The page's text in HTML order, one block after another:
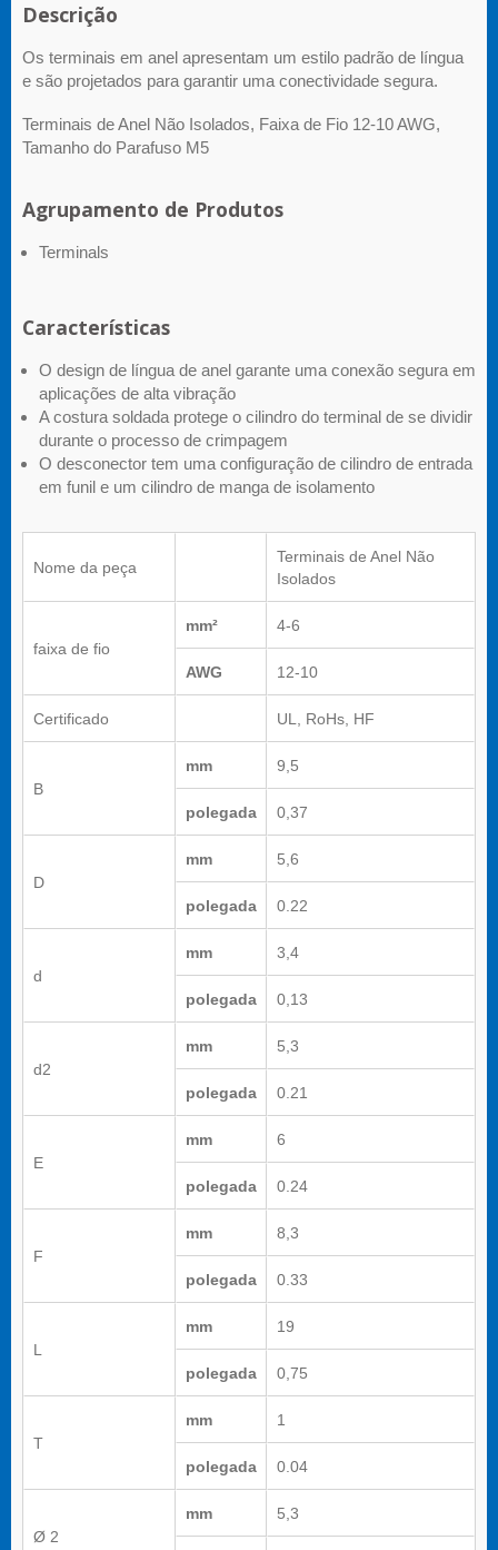
Descrição
Os terminais em anel apresentam um estilo padrão de língua
e são projetados para garantir uma conectividade segura.
Terminais de Anel Não Isolados, Faixa de Fio 12-10 AWG,
Tamanho do Parafuso M5
Agrupamento de Produtos
Terminals
Características
O design de língua de anel garante uma conexão segura em
aplicações de alta vibração
A costura soldada protege o cilindro do terminal de se dividir
durante o processo de crimpagem
O desconector tem uma configuração de cilindro de entrada
em funil e um cilindro de manga de isolamento
Nome da peça
Terminais de Anel Não
Isolados
faixa de fio
mm² 4-6
AWG 12-10
Certificado UL, RoHs, HF
B
mm 9,5
polegada 0,37
D
mm 5,6
polegada 0.22
d
mm 3,4
polegada 0,13
d2
mm 5,3
polegada 0.21
E
mm 6
polegada 0.24
F
mm 8,3
polegada 0.33
L
mm 19
polegada 0,75
T
mm 1
polegada 0.04
Ø 2
mm 5,3